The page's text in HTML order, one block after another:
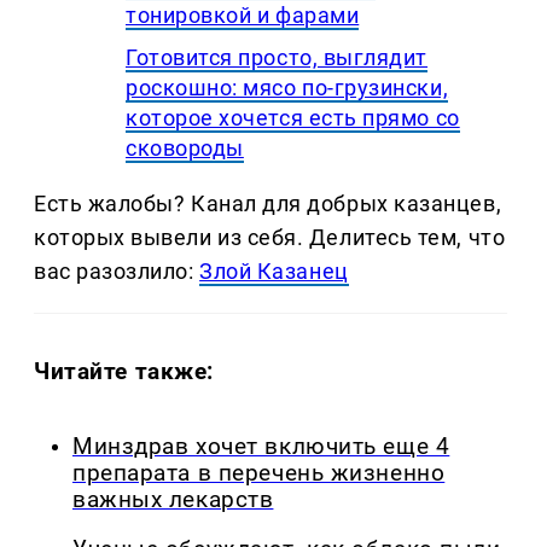
тонировкой и фарами
Готовится просто, выглядит
роскошно: мясо по-грузински,
которое хочется есть прямо со
сковороды
Есть жалобы? Канал для добрых казанцев,
которых вывели из себя. Делитеcь тем, что
вас разозлило:Злой Казанец
Читайте также:
Минздрав хочет включить еще 4
препарата в перечень жизненно
важных лекарств